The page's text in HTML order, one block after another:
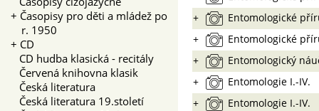
+ Časopisy pro děti a mládež po
r. 1950
+ CD
CD hudba klasická - recitály
Červená knihovna klasik
Česká literatura
Česká literatura 19.století
+
Entomologické
+
Entomologické
+
Entomologický
+
Entomologie I.-IV.
+
Entomologie I.-IV.